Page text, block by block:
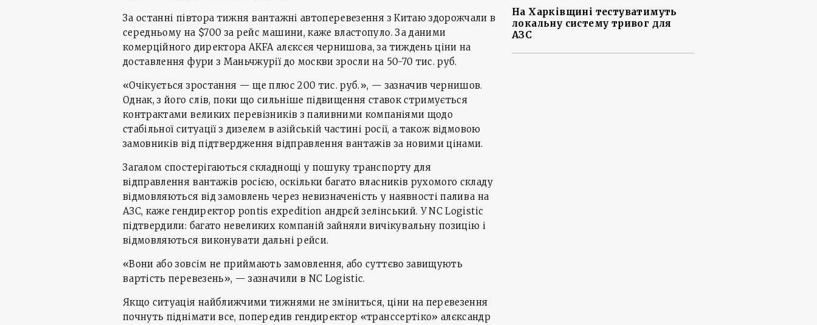
За останні півтора тижня вантажні автоперевезення з Китаю здорожчали в
середньому на $700 за рейс машини, каже властопуло. За даними
комерційного директора AKFA алєксєя чернишова, за тиждень ціни на
доставлення фури з Маньчжурії до москви зросли на 50-70 тис. руб.
«Очікується зростання — ще плюс 200 тис. руб.», — зазначив чернишов.
Однак, з його слів, поки що сильніше підвищення ставок стримується
контрактами великих перевізників з паливними компаніями щодо
стабільної ситуації з дизелем в азійській частині росії, а також відмовою
замовників від підтвердження відправлення вантажів за новими цінами.
Загалом спостерігаються складнощі у пошуку транспорту для
відправлення вантажів росією, оскільки багато власників рухомого складу
відмовляються від замовлень через невизначеність у наявності палива на
АЗС, каже гендиректор pontis expedition андрєй зелінський. У NC Logistic
підтвердили: багато невеликих компаній зайняли вичікувальну позицію і
відмовляються виконувати дальні рейси.
«Вони або зовсім не приймають замовлення, або суттєво завищують
вартість перевезень», — зазначили в NC Logistic.
Якщо ситуація найближчими тижнями не зміниться, ціни на перевезення
почнуть піднімати все, попередив гендиректор «транссертіко» алєксандр
На Харківщині тестуватимуть
локальну систему тривог для
АЗС